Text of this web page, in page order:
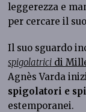
leggerezza e
per cercare il
Il suo sguardo
spigolatrici di
Agnès Varda
spigolatori e
estemporanei.